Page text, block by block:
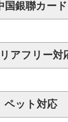
国銀聯カード
アフリー対
ペット対応